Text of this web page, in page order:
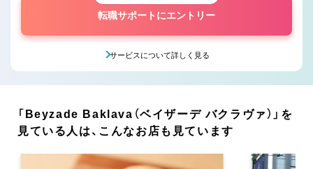
転職サポートにエントリー
サービスについて詳しく見る
「Beyzade Baklava（ベイザーデ バクラヴァ）」を
見ている人は、こんなお店も見ています